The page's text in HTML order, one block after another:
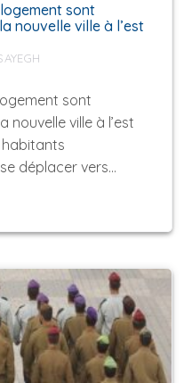
sont
nouvelle ville à l’est
sont
nouvelle ville à l’est
habitants
déplacer vers…